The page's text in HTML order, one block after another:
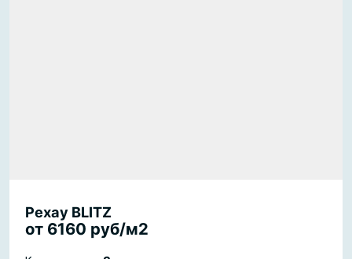
Рехау BLITZ
от 6160 руб/м2